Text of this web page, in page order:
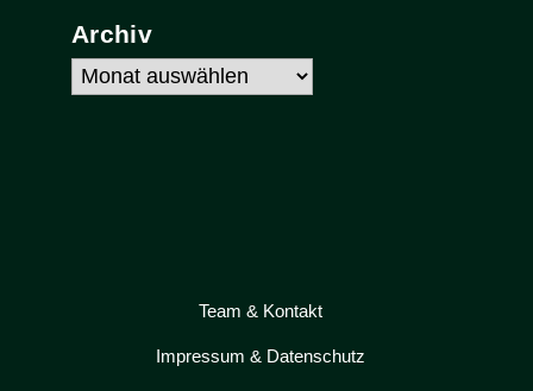
Archiv
Archiv
Team & Kontakt
Impressum & Datenschutz